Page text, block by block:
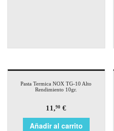
Pasta Termica NOX TG-10 Alto
Rendimiento 10gr.
11,90 €
Añadir al carrito